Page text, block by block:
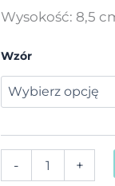
Wysokość: 8,5
Wzór
- +